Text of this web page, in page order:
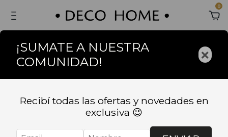
0
¡SUMATE A NUESTRA
COMUNIDAD!
×
Recibí todas las ofertas y novedades en
exclusiva 😉